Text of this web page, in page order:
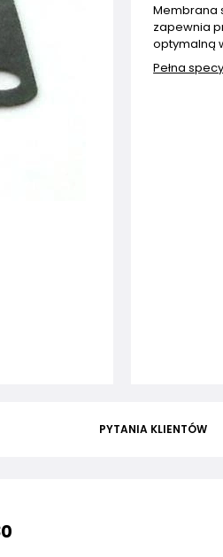
Membrana
zapewnia
optymalną
Pełna
PYTANIA KLIENTÓW